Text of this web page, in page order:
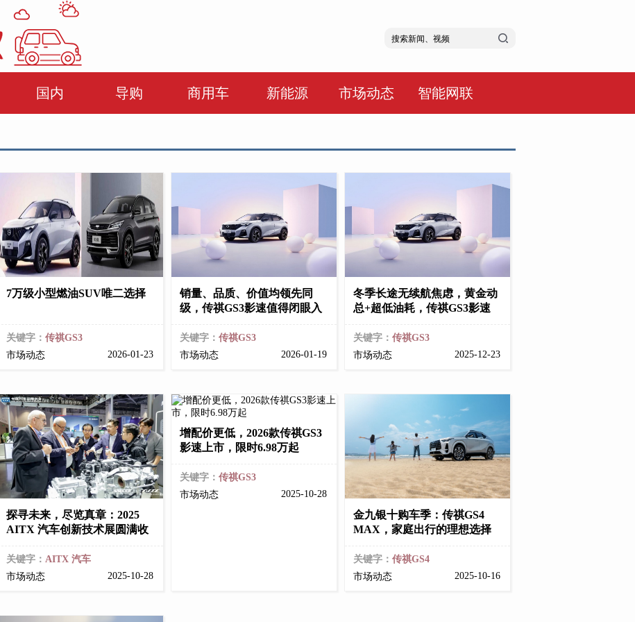
国内 导购 商用车 新能源 市场动态 智能网联
7万级小型燃油SUV唯二选择
关键字： 传祺GS3
市场动态
2026-01-23
销量、品质、价值均领先同
级，传祺GS3影速值得闭眼入
关键字： 传祺GS3
市场动态
2026-01-19
冬季长途无续航焦虑，黄金动
总+超低油耗，传祺GS3影速
关键字： 传祺GS3
市场动态
2025-12-23
探寻未来，尽览真章：2025
AITX 汽车创新技术展圆满收
关键字： AITX 汽车
市场动态
2025-10-28
增配价更低，2026款传祺GS3
影速上市，限时6.98万起
关键字： 传祺GS3
市场动态
2025-10-28
金九银十购车季：传祺GS4
MAX，家庭出行的理想选择
关键字： 传祺GS4
市场动态
2025-10-16